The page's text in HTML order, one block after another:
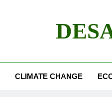
CLIMATE CHANGE